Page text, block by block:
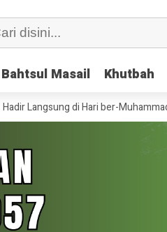
Bahtsul Masail Khutbah
Bahtsul Masail Khutbah
di Hari ber-Muhammadiyah,